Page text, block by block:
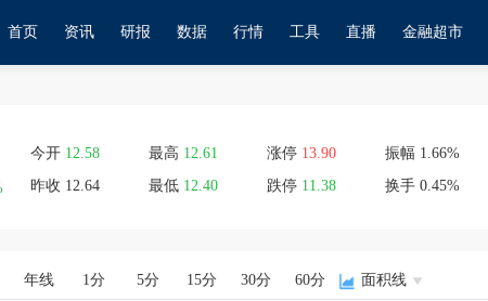
首页 资讯 研报 数据 行情 工具 直播 金融超市
今开 12.58 最高 12.61 涨停 13.90 振幅 1.66%
昨收 12.64 最低 12.40 跌停 11.38 换手 0.45%
年线 1分 5分 15分 30分 60分 面积线